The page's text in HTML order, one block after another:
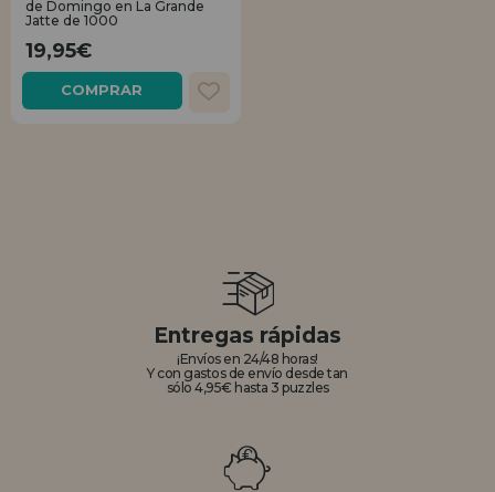
de Domingo en La Grande
Jatte de 1000
19,95€
COMPRAR
Entregas rápidas
¡Envíos en 24/48 horas!
Y con gastos de envío desde tan
sólo 4,95€ hasta 3 puzzles